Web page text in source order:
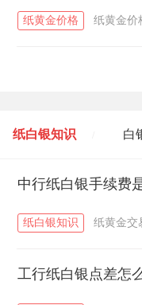
纸黄金价格 纸黄金价
纸白银知识 白
黄金T+D知识 /
中行纸白银手续费
纸白银知识 纸黄金交
工行纸白银点差怎